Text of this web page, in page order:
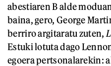
abestiaren B alde
baina, gero, George
berriro argitaratu zuten,
Estuki lotuta dago
egoera pertsonalarekin: